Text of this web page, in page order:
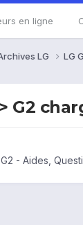
en ligne
LG LG G
G2
G2 - Aides,